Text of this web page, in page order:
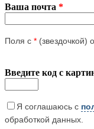
Ваша почта *
Поля с * (звездочкой)
Введите код с
Я соглашаюсь с
обработкой данных.